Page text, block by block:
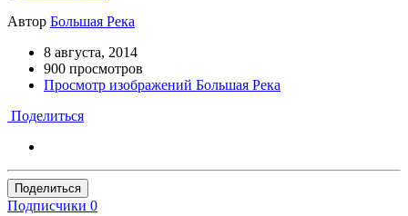
Автор Большая Река
8 августа, 2014
900 просмотров
Просмотр изображений Большая Река
Поделиться
Поделиться
Подписчики 0